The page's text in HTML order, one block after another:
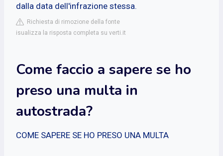
dalla data dell'infrazione stessa.
Richiesta di rimozione della fonte
isualizza la risposta completa su verti.it
Come faccio a sapere se ho
preso una multa in
autostrada?
COME SAPERE SE HO PRESO UNA MULTA